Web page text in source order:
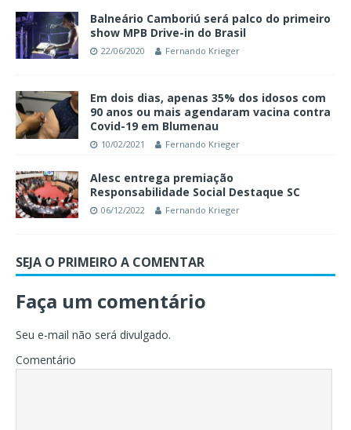
Balneário Camboriú será palco do primeiro
show MPB Drive-in do Brasil
22/06/2020 Fernando Krieger
Em dois dias, apenas 35% dos idosos com
90 anos ou mais agendaram vacina contra
Covid-19 em Blumenau
10/02/2021 Fernando Krieger
Alesc entrega premiação
Responsabilidade Social Destaque SC
06/12/2022 Fernando Krieger
SEJA O PRIMEIRO A COMENTAR
Faça um comentário
Seu e-mail não será divulgado.
Comentário